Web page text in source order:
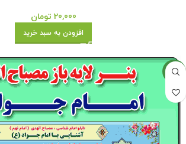
20,000 تومان
افزودن به سبد خرید
جدید